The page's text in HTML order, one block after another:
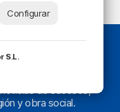
radio en Bilbao.
y obra social.
Configurar
S.L.